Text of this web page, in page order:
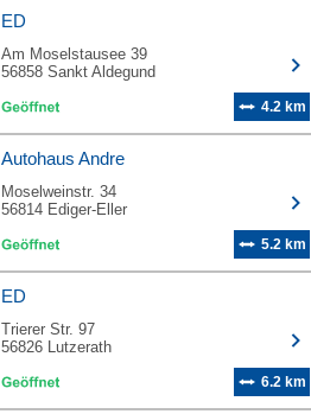
ED
Am Moselstausee 39
56858 Sankt Aldegund
4.2 km
Autohaus Andre
Moselweinstr. 34
56814 Ediger-Eller
5.2 km
ED
Trierer Str. 97
56826 Lutzerath
6.2 km